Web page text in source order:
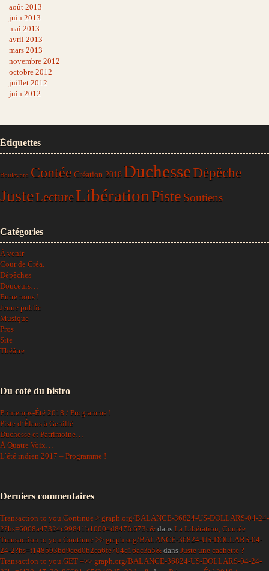
août 2013
juin 2013
mai 2013
avril 2013
mars 2013
novembre 2012
octobre 2012
juillet 2012
juin 2012
Étiquettes
Boulevard Contée Création 2018 DuchesseDépêche
JusteLectureLibérationPiste Soutiens
Catégories
À venir
Cour de Créa.
Dépêches
Douceurs…
Entre nous !
Jeune public
Musique
Pros
Site
Théâtre
Du coté du bistro
Printemps-Été 2018 / Programme !
Piste d’Élans à Genillé
Duchesse et Patrimoine…
À Quatre Voix…
L’été indien 2017 – Programme !
Derniers commentaires
Transaction to you.Continue > graph.org/BALANCE-36824-US-DOLLARS-04-24-
2?hs=6068a47324c99841b10004d847fc673c& dans La Libération, Contée
Transaction to you.Continue >> graph.org/BALANCE-36824-US-DOLLARS-04-
24-2?hs=f148593bd9ced0b2ea6fe704c16ac3a5& dans Juste une cachette ?
Transaction to you.GET =>> graph.org/BALANCE-36824-US-DOLLARS-04-24-